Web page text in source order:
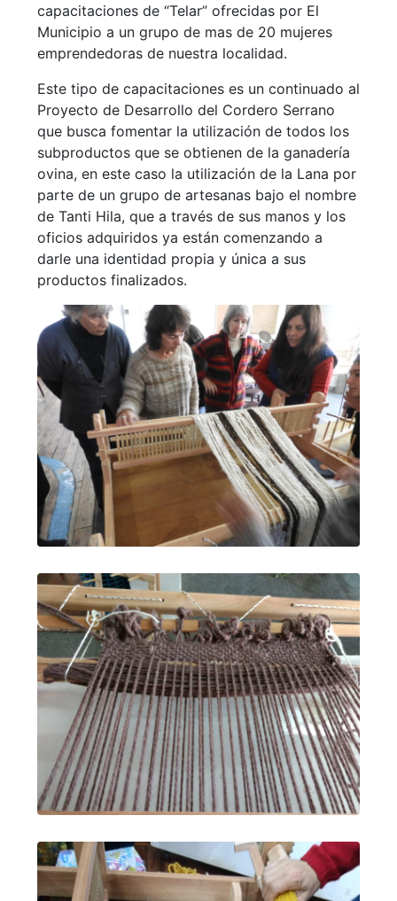
capacitaciones de “Telar” ofrecidas por El
Municipio a un grupo de mas de 20 mujeres
emprendedoras de nuestra localidad.
Este tipo de capacitaciones es un continuado al
Proyecto de Desarrollo del Cordero Serrano
que busca fomentar la utilización de todos los
subproductos que se obtienen de la ganadería
ovina, en este caso la utilización de la Lana por
parte de un grupo de artesanas bajo el nombre
de Tanti Hila, que a través de sus manos y los
oficios adquiridos ya están comenzando a
darle una identidad propia y única a sus
productos finalizados.